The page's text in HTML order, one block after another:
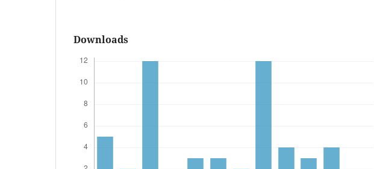
Downloads